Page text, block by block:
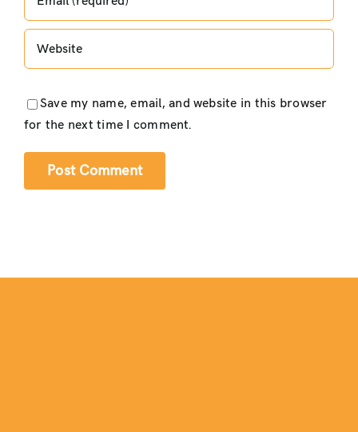
Save my name, email, and website in this browser
for the next time I comment.